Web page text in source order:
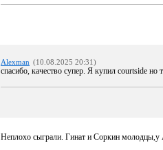
Alexman (10.08.2025 20:31)
спасибо, качество супер. Я купил courtside но
Неплохо сыграли. Гинат и Соркин молодцы,у